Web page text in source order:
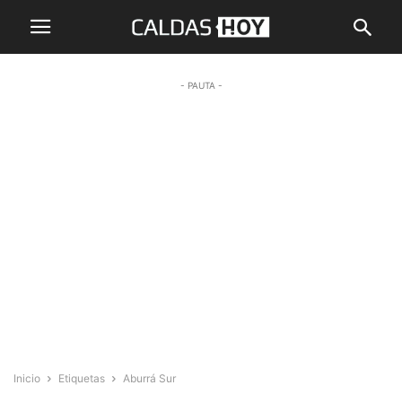
- PAUTA -
Inicio Etiquetas Aburrá Sur